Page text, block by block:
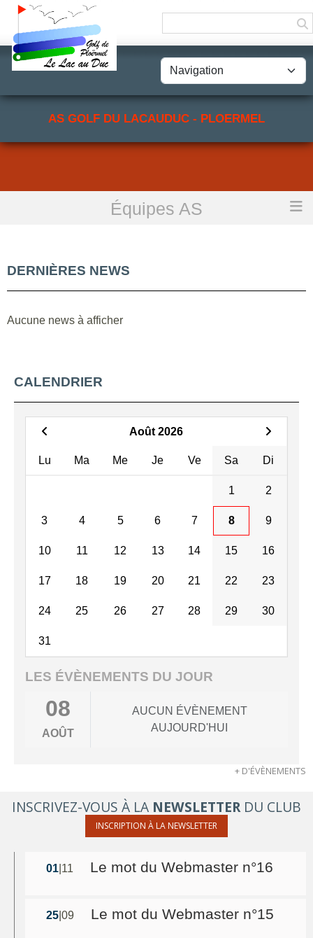
AS GOLF DU LACAUDUC - PLOERMEL
Équipes AS
Équipes AS
DERNIÈRES NEWS
Aucune news à afficher
CALENDRIER
Août 2026
Lu Ma Me Je Ve Sa Di
1 2
3 4 5 6 7 8 9
10 11 12 13 14 15 16
17 18 19 20 21 22 23
24 25 26 27 28 29 30
31
LES ÉVÈNEMENTS DU JOUR
08
AOÛT
AUCUN ÉVÈNEMENT
AUJOURD'HUI
+ D'ÉVÈNEMENTS
INSCRIVEZ-VOUS À LA NEWSLETTERDU CLUB
INSCRIPTION À LA NEWSLETTER
01 |11 Le mot du Webmaster n°16
25 |09 Le mot du Webmaster n°15
Panneau de gestion des cookies